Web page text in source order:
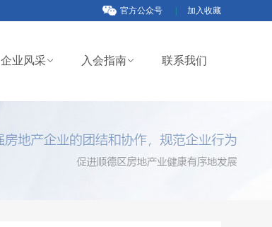
官方公众号 加入收藏
企业风采 入会指南 联系我们